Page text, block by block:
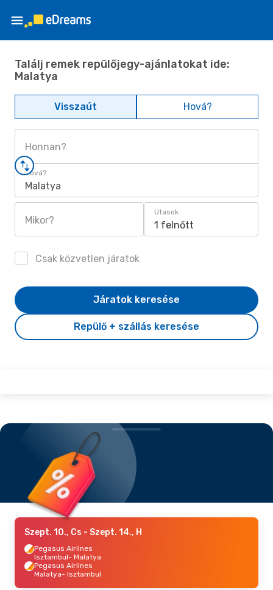
Találj remek repülőjegy-ajánlatokat ide:
Malatya
Visszaút Hová?
Honnan?
Hová?
Malatya
Mikor?
Utasok
1 felnőtt
Csak közvetlen járatok
Repülő + szállás keresése
Járatok keresése
Szept. 10., Cs - Szept. 14., H
Pegasus Airlines
Isztambul- Malatya
Pegasus Airlines
Malatya- Isztambul